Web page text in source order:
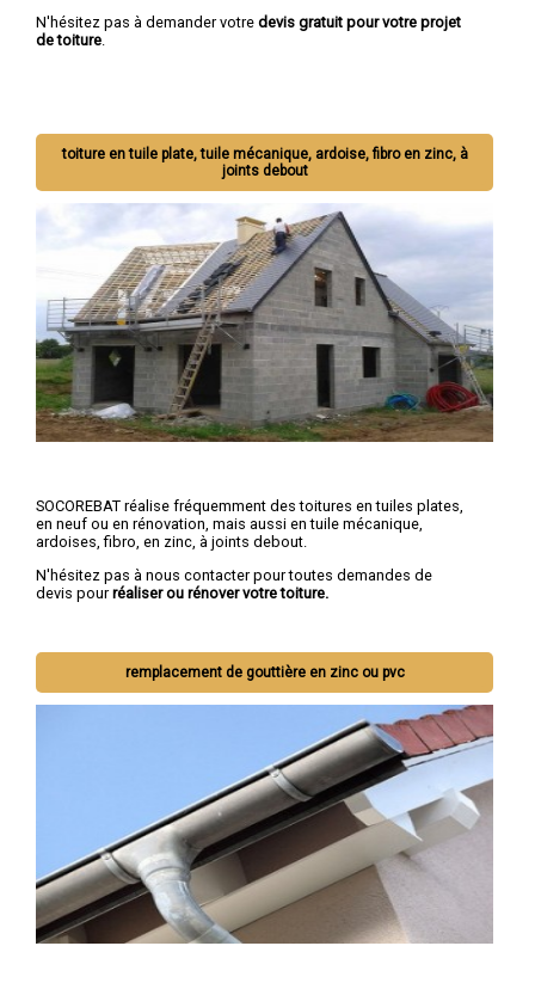
N'hésitez pas à demander votre devis gratuit pour votre projet
de toiture.
toiture en tuile plate, tuile mécanique, ardoise, fibro en zinc, à
joints debout
SOCOREBAT réalise fréquemment des toitures en tuiles plates,
en neuf ou en rénovation, mais aussi en tuile mécanique,
ardoises, fibro, en zinc, à joints debout.
N'hésitez pas à nous contacter pour toutes demandes de
devis pourréaliser ou rénover votre toiture.
remplacement de gouttière en zinc ou pvc